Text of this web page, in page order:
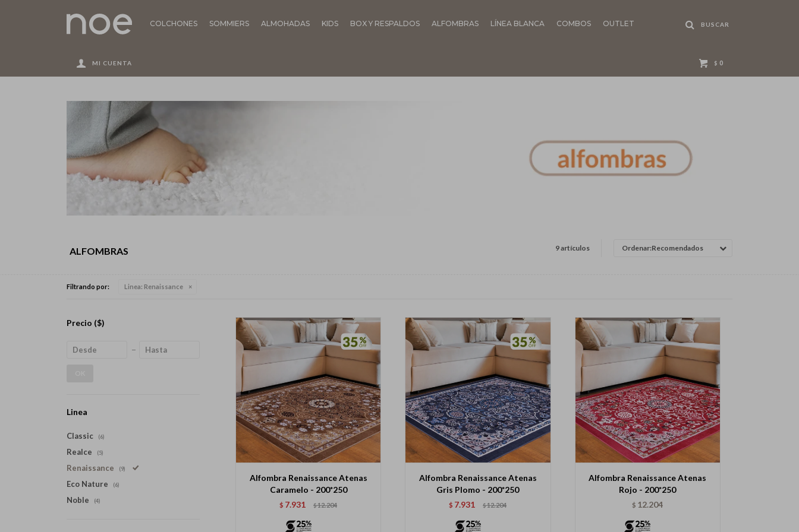
COLCHONES SOMMIERS ALMOHADAS KIDS BOX Y RESPALDOS ALFOMBRAS LÍNEA BLANCA COMBOS OUTLET
$ 0
ALFOMBRAS 9 artículos Recomendados
Filtrando por: Linea: Renaissance
Alfombra Renaissance Atenas
Caramelo - 200*250
$ 7.931 $12.204
Alfombra Renaissance Atenas
Gris Plomo - 200*250
$ 7.931 $12.204
Alfombra Renaissance Atenas
Rojo - 200*250
$ 12.204
Precio ($)
Linea
Classic (6)
Realce (5)
Renaissance (9)
Eco Nature (6)
Noble (4)